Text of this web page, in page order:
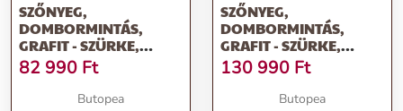
SZŐNYEG,
DOMBORMINTÁS,
GRAFIT - SZÜRKE,
POLIÉSZTER, 160X230
CM - WISPORA
82 990 Ft
Butopea
SZŐNYEG,
DOMBORMINTÁS,
GRAFIT - SZÜRKE,
POLIÉSZTER, 200X290
CM - WISPORA
130 990 Ft
Butopea